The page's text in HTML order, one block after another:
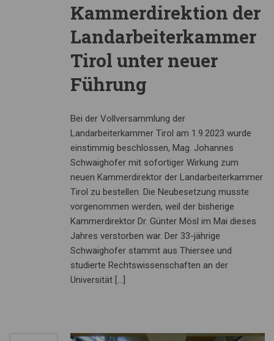
Kammerdirektion der
Landarbeiterkammer
Tirol unter neuer
Führung
Bei der Vollversammlung der
Landarbeiterkammer Tirol am 1.9.2023 wurde
einstimmig beschlossen, Mag. Johannes
Schwaighofer mit sofortiger Wirkung zum
neuen Kammerdirektor der Landarbeiterkammer
Tirol zu bestellen. Die Neubesetzung musste
vorgenommen werden, weil der bisherige
Kammerdirektor Dr. Günter Mösl im Mai dieses
Jahres verstorben war. Der 33-jährige
Schwaighofer stammt aus Thiersee und
studierte Rechtswissenschaften an der
Universität […]